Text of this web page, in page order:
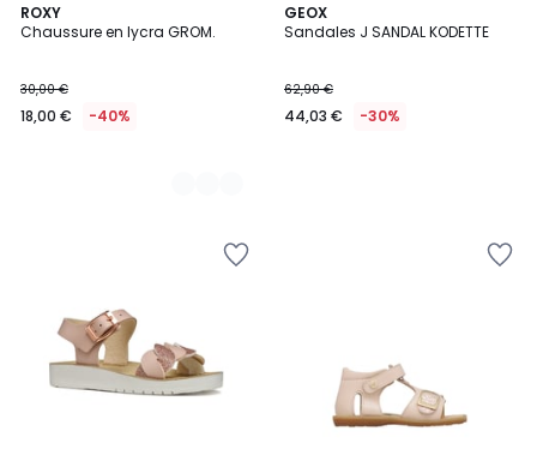
ROXY
Chaussure en lycra GROM.
30,00 €
18,00 € -40%
3
Couleurs
GEOX
Sandales J SANDAL KODETTE
62,90 €
44,03 € -30%